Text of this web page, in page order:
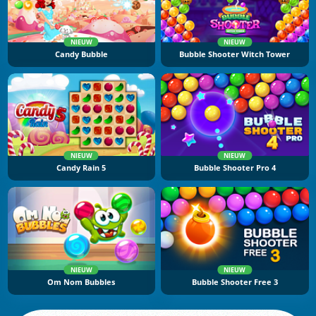
NIEUW
Candy Bubble
NIEUW
Bubble Shooter Witch Tower
NIEUW
Candy Rain 5
NIEUW
Bubble Shooter Pro 4
NIEUW
Om Nom Bubbles
NIEUW
Bubble Shooter Free 3